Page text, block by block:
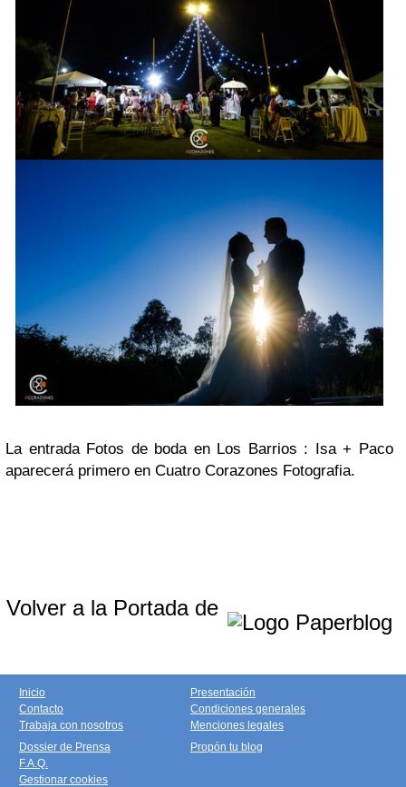
La entrada Fotos de boda en Los Barrios : Isa + Paco
aparecerá primero en Cuatro Corazones Fotografia.
Volver a la Portada de
Inicio
Contacto
Trabaja con nosotros
Presentación
Condiciones generales
Menciones legales
Dossier de Prensa
F.A.Q.
Gestionar cookies
Propón tu blog